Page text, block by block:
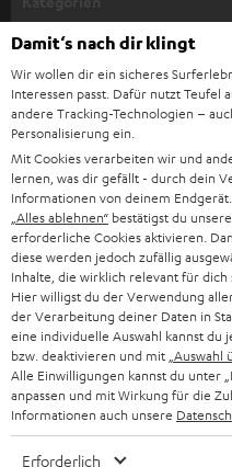
m
e
l
d
u
n
g
HEIMKINO
HEIMKINO-
HIFI-LAUTSPRECHER
SMART HOME
BLUETOOTH-LAUTSPRECHER
KOPFHÖRER
BLUETOOTH-KOPFHÖRER
STEREOANLAGEN
SUPPORT
KARRIERE
PRESSE & MARKETING
GESCHÄFTSKUNDEN
PARTNERPROGRAMM
BLOG
NEWSLETTER
Teufel Onlineshops
DEUTSCHLAND
ÖSTERREICH
SCHWEIZ
NIEDERLANDE
BELGIEN
Damit‘s nach dir klingt
Wir wollen dir ein sicheres
Interessen passt. Dafür nutzt Teufel
andere Tracking-Technologien –
Personalisierung ein.
Mit Cookies verarbeiten wir und
lernen, was dir gefällt - durch dein
Informationen von deinem
„Alles ablehnen“ bestätigst du
erforderliche Cookies aktivieren.
diese werden jedoch zufällig
Inhalte, die wirklich relevant für
Hier willigst du der Verwendung
der Verarbeitung deiner Daten in
eine individuelle Auswahl kannst du
bzw. deaktivieren und mit
Alle Einwilligungen kannst du unter
anpassen und mit Wirkung für die
Informationen auch unsere
Erforderlich